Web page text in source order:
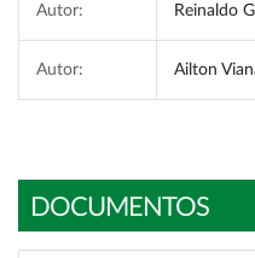
Autor: Reinaldo
Autor: Ailton
DOCUMENTOS